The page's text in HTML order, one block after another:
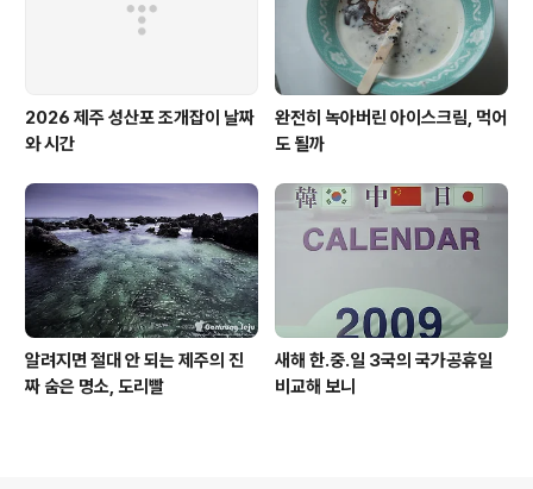
2026 제주 성산포 조개잡이 날짜
와 시간
완전히 녹아버린 아이스크림, 먹어
도 될까
알려지면 절대 안 되는 제주의 진
짜 숨은 명소, 도리빨
새해 한.중.일 3국의 국가공휴일
비교해 보니